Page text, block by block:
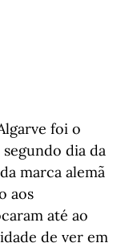
foi o
dia da
marca alemã
aos
até ao
de ver em